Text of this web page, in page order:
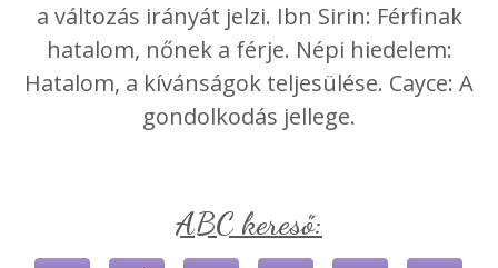
a változás irányát jelzi. Ibn Sirin: Férfinak
hatalom, nőnek a férje. Népi hiedelem:
Hatalom, a kívánságok teljesülése. Cayce: A
gondolkodás jellege.
ABC kereső: